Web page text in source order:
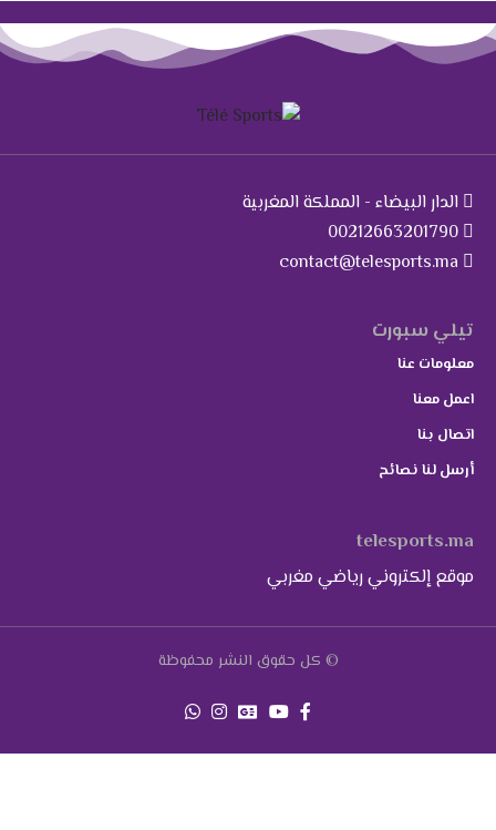
الدار البيضاء - المملكة المغربية
00212663201790
contact@telesports.ma
تيلي سبورت
معلومات عنا
اعمل معنا
اتصال بنا
أرسل لنا نصائح
telesports.ma
موقع إلكتروني رياضي مغربي
© كل حقوق النشر محفوظة